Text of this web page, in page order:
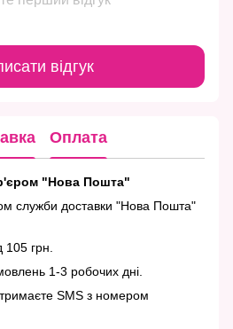
відгук
Оплата
"Нова Пошта"
служби доставки "Нова Пошта"
105 грн.
1-3 робочих дні.
SMS з номером